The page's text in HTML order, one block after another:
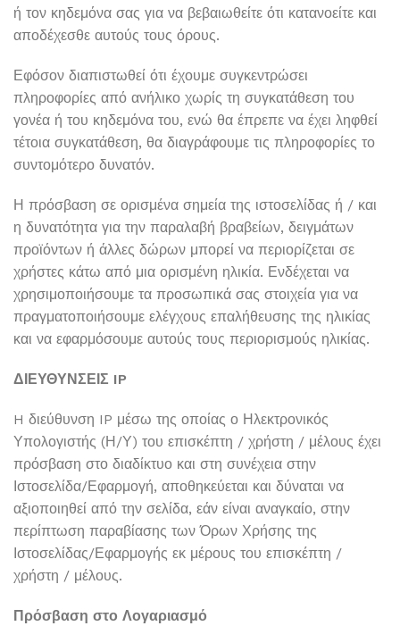
ή τον κηδεμόνα σας για να βεβαιωθείτε ότι κατανοείτε και
αποδέχεσθε αυτούς τους όρους.
Εφόσον διαπιστωθεί ότι έχουμε συγκεντρώσει
πληροφορίες από ανήλικο χωρίς τη συγκατάθεση του
γονέα ή του κηδεμόνα του, ενώ θα έπρεπε να έχει ληφθεί
τέτοια συγκατάθεση, θα διαγράφουμε τις πληροφορίες το
συντομότερο δυνατόν.
Η πρόσβαση σε ορισμένα σημεία της ιστοσελίδας ή / και
η δυνατότητα για την παραλαβή βραβείων, δειγμάτων
προϊόντων ή άλλες δώρων μπορεί να περιορίζεται σε
χρήστες κάτω από μια ορισμένη ηλικία. Ενδέχεται να
χρησιμοποιήσουμε τα προσωπικά σας στοιχεία για να
πραγματοποιήσουμε ελέγχους επαλήθευσης της ηλικίας
και να εφαρμόσουμε αυτούς τους περιορισμούς ηλικίας.
ΔΙΕΥΘΥΝΣΕΙΣ IP
H διεύθυνση IP μέσω της οποίας ο Ηλεκτρονικός
Υπολογιστής (Η/Υ) του επισκέπτη / χρήστη / μέλους έχει
πρόσβαση στο διαδίκτυο και στη συνέχεια στην
Ιστοσελίδα/Εφαρμογή, αποθηκεύεται και δύναται να
αξιοποιηθεί από την σελίδα, εάν είναι αναγκαίο, στην
περίπτωση παραβίασης των Όρων Χρήσης της
Ιστοσελίδας/Εφαρμογής εκ μέρους του επισκέπτη /
χρήστη / μέλους.
Πρόσβαση στο Λογαριασμό